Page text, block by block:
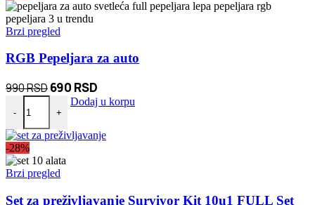
Brzi pregled
RGB Pepeljara za auto
990RSDOriginalna
cena
je
bila:
690 RSD
cena
690 RSD.
-
RGB Pepeljara za auto količina
+
Dodaj u korpu
-28%
Brzi pregled
Set za preživljavanje Survivor Kit 10u1 FULL Set